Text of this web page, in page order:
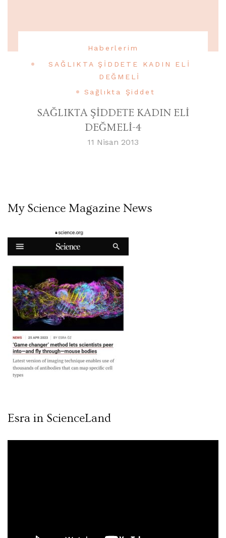
Haberlerim
SAĞLIKTA ŞİDDETE KADIN ELİ
DEĞMELİ
Sağlıkta Şiddet
SAĞLIKTA ŞİDDETE KADIN ELİ
DEĞMELİ-4
11 Nisan 2013
My Science Magazine News
Esra in ScienceLand